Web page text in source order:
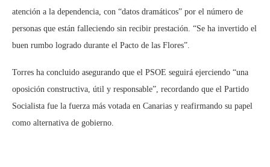
atención a la dependencia, con “datos dramáticos” por el número de
personas que están falleciendo sin recibir prestación. “Se ha invertido el
buen rumbo logrado durante el Pacto de las Flores”.
Torres ha concluido asegurando que el PSOE seguirá ejerciendo “una
oposición constructiva, útil y responsable”, recordando que el Partido
Socialista fue la fuerza más votada en Canarias y reafirmando su papel
como alternativa de gobierno.